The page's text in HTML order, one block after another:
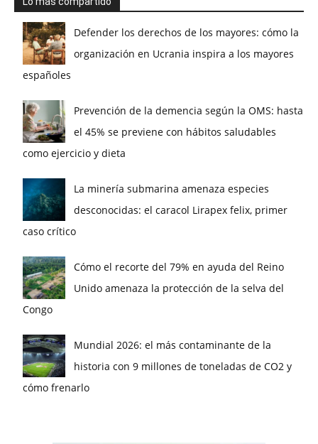
Defender los derechos de los mayores: cómo la
organización en Ucrania inspira a los mayores
españoles
Prevención de la demencia según la OMS: hasta
el 45% se previene con hábitos saludables
como ejercicio y dieta
La minería submarina amenaza especies
desconocidas: el caracol Lirapex felix, primer
caso crítico
Cómo el recorte del 79% en ayuda del Reino
Unido amenaza la protección de la selva del
Congo
Mundial 2026: el más contaminante de la
historia con 9 millones de toneladas de CO2 y
cómo frenarlo